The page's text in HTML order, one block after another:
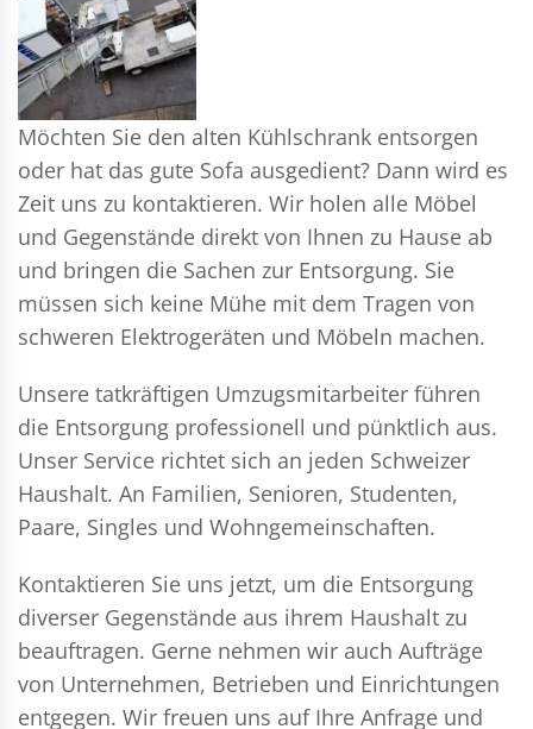
Möchten Sie den alten Kühlschrank entsorgen
oder hat das gute Sofa ausgedient? Dann wird es
Zeit uns zu kontaktieren. Wir holen alle Möbel
und Gegenstände direkt von Ihnen zu Hause ab
und bringen die Sachen zur Entsorgung. Sie
müssen sich keine Mühe mit dem Tragen von
schweren Elektrogeräten und Möbeln machen.
Unsere tatkräftigen Umzugsmitarbeiter führen
die Entsorgung professionell und pünktlich aus.
Unser Service richtet sich an jeden Schweizer
Haushalt. An Familien, Senioren, Studenten,
Paare, Singles und Wohngemeinschaften.
Kontaktieren Sie uns jetzt, um die Entsorgung
diverser Gegenstände aus ihrem Haushalt zu
beauftragen. Gerne nehmen wir auch Aufträge
von Unternehmen, Betrieben und Einrichtungen
entgegen. Wir freuen uns auf Ihre Anfrage und